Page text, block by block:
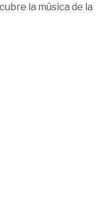
la música de la